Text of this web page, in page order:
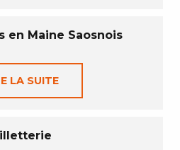
en Maine Saosnois
LA SUITE